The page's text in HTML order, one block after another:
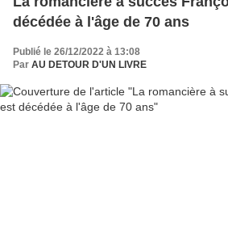
décédée à l'âge de 70 ans
Publié le 26/12/2022 à 13:08
Par AU DETOUR D'UN LIVRE